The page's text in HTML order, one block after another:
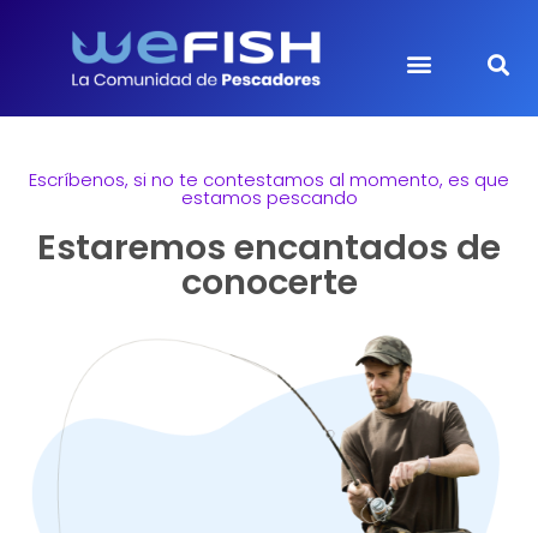
Escríbenos, si no te contestamos al momento, es que
estamos pescando
Estaremos encantados de
conocerte